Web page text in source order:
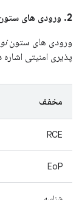
2. ورودی های ستون
ورودی های ستون
پذیری امنیتی اشاره
مخفف
RCE
EoP